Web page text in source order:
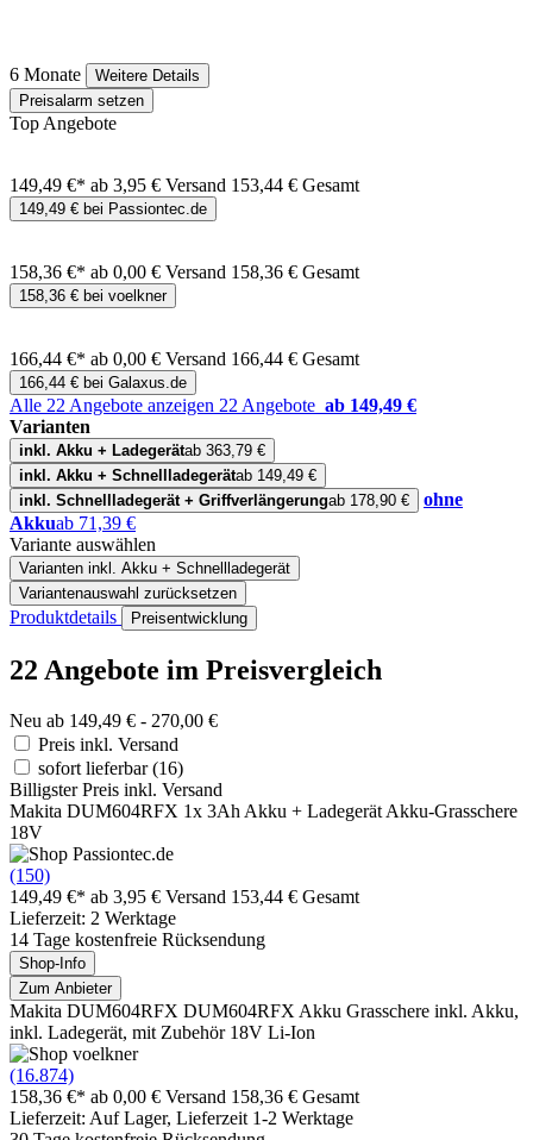
6 Monate
Weitere Details
Preisalarm setzen
Top Angebote
149,49 €* ab 3,95 € Versand 153,44 € Gesamt
149,49 € bei Passiontec.de
158,36 €* ab 0,00 € Versand 158,36 € Gesamt
158,36 € bei voelkner
166,44 €* ab 0,00 € Versand 166,44 € Gesamt
166,44 € bei Galaxus.de
Alle 22 Angebote anzeigen 22 Angebote ab 149,49 €
Varianten
inkl. Akku + Ladegerätab 363,79 €
inkl. Akku + Schnellladegerätab 149,49 €
inkl. Schnellladegerät + Griffverlängerungab 178,90 €
ohne
Akkuab 71,39 €
Variante auswählen
Varianten inkl. Akku + Schnellladegerät
Variantenauswahl zurücksetzen
Produktdetails Preisentwicklung
22 Angebote im Preisvergleich
Neu ab 149,49 € - 270,00 €
Preis inkl. Versand
sofort lieferbar(16)
Billigster Preis inkl. Versand
Makita DUM604RFX 1x 3Ah Akku + Ladegerät Akku-Grasschere
18V
(150)
149,49 €* ab 3,95 € Versand 153,44 € Gesamt
Lieferzeit: 2 Werktage
14 Tage kostenfreie Rücksendung
Shop-Info
Zum Anbieter
Makita DUM604RFX DUM604RFX Akku Grasschere inkl. Akku,
inkl. Ladegerät, mit Zubehör 18V Li-Ion
(16.874)
158,36 €* ab 0,00 € Versand 158,36 € Gesamt
Lieferzeit: Auf Lager, Lieferzeit 1-2 Werktage